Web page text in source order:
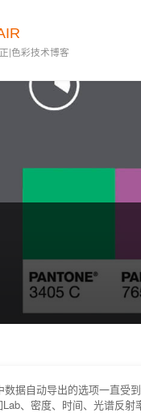
|色彩技术博客
据自动导出的选项一直受
、密度、时间、光谱反射